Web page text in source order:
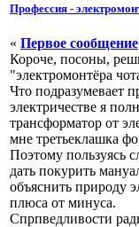
Профессия -
« Первое сообщение
Короче, посоны,
"электромонтёра
Что подразумевает
электричестве я
трансформатор от
мне третьеклашка
Поэтому пользуясь
дать покурить
объяснить природу
плюса от минуса.
Спрпведливости